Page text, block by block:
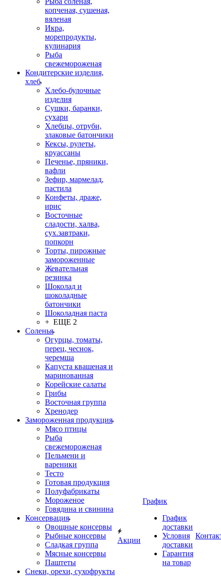
копченая, сушеная,
вяленая
Икра,
морепродукты,
кулинария
Рыба
свежемороженая
Кондитерские изделия,
хлеб
Хлебо-булочные
изделия
Сушки, баранки,
сухари
Хлебцы, отруби,
злаковые батончики
Кексы, рулеты,
круассаны
Печенье, пряники,
вафли
Зефир, мармелад,
пастила
Конфеты, драже,
ирис
Восточные
сладости, халва,
сух.завтраки,
попкорн
Торты, пирожные
замороженные
Жевательная
резинка
Шоколад и
шоколадные
батончики
Шоколадная паста
+ ЕЩЕ 2
Соленья
Огурцы, томаты,
перец, чеснок,
черемша
Капуста квашеная и
маринованная
Корейские салаты
Грибы
Восточная группа
Хренодер
Замороженная продукция
Мясо птицы
Рыба
свежемороженая
Пельмени и
вареники
Тесто
Готовая продукция
Полуфабрикаты
Мороженое
Говядина и свинина
Консервация
Овощные консервы
Рыбные консервы
Сладкая группа
Мясные консервы
Паштеты
Снеки, орехи, сухофрукты
Акции
График
График
доставки
Условия
доставки
Гарантия
на товар